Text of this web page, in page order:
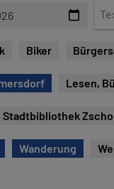
t
u
h
Biker
Lesen,
Stadtbibliothek
Wanderung